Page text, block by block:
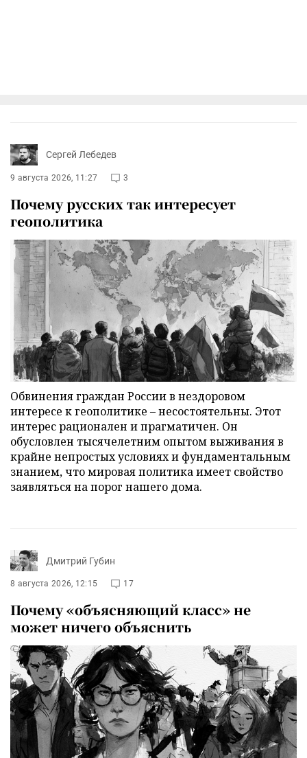
Сергей Лебедев
9 августа 2026, 11:27 3
Почему русских так интересует
геополитика
Обвинения граждан России в нездоровом
интересе к геополитике – несостоятельны. Этот
интерес рационален и прагматичен. Он
обусловлен тысячелетним опытом выживания в
крайне непростых условиях и фундаментальным
знанием, что мировая политика имеет свойство
заявляться на порог нашего дома.
Дмитрий Губин
8 августа 2026, 12:15 17
Почему «объясняющий класс» не
может ничего объяснить